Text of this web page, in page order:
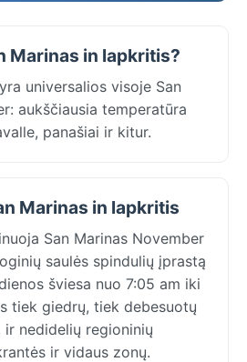
Marinas in lapkritis?
universalios visoje San
aukščiausia temperatūra
panašiai ir kitur.
Marinas in lapkritis
San Marinas November
saulės spindulių įprastą
šviesa nuo 7:05 am iki
tiek giedrų, tiek debesuotų
ir nedidelių regioninių
ir vidaus zonų.